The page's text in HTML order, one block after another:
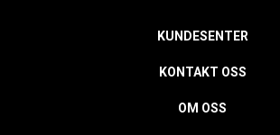
KUNDESENTER
KONTAKT OSS
OM OSS